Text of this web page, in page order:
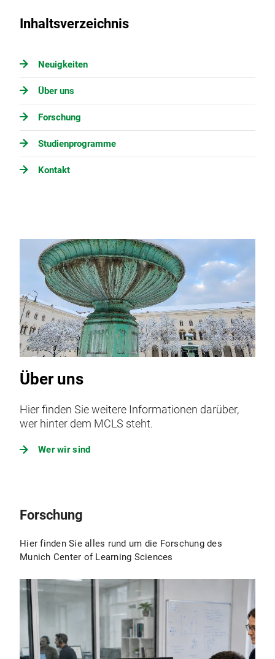
Inhaltsverzeichnis
Neuigkeiten
Über uns
Forschung
Studienprogramme
Kontakt
Über uns
Hier finden Sie weitere Informationen darüber,
wer hinter dem MCLS steht.
Wer wir sind
Forschung
Hier finden Sie alles rund um die Forschung des
Munich Center of Learning Sciences